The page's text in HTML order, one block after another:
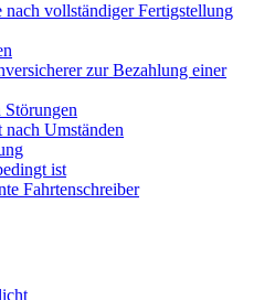
nach vollständiger Fertigstellung
zur Bezahlung einer
Störungen
Umständen
ist
Fahrtenschreiber